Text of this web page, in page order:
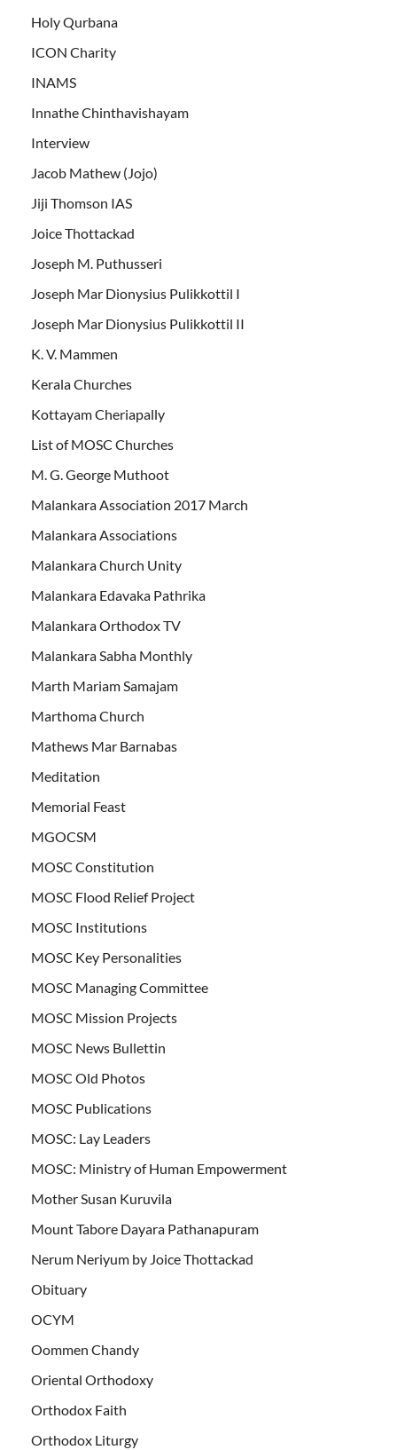
Holy Qurbana
ICON Charity
INAMS
Innathe Chinthavishayam
Interview
Jacob Mathew (Jojo)
Jiji Thomson IAS
Joice Thottackad
Joseph M. Puthusseri
Joseph Mar Dionysius Pulikkottil I
Joseph Mar Dionysius Pulikkottil II
K. V. Mammen
Kerala Churches
Kottayam Cheriapally
List of MOSC Churches
M. G. George Muthoot
Malankara Association 2017 March
Malankara Associations
Malankara Church Unity
Malankara Edavaka Pathrika
Malankara Orthodox TV
Malankara Sabha Monthly
Marth Mariam Samajam
Marthoma Church
Mathews Mar Barnabas
Meditation
Memorial Feast
MGOCSM
MOSC Constitution
MOSC Flood Relief Project
MOSC Institutions
MOSC Key Personalities
MOSC Managing Committee
MOSC Mission Projects
MOSC News Bullettin
MOSC Old Photos
MOSC Publications
MOSC: Lay Leaders
MOSC: Ministry of Human Empowerment
Mother Susan Kuruvila
Mount Tabore Dayara Pathanapuram
Nerum Neriyum by Joice Thottackad
Obituary
OCYM
Oommen Chandy
Oriental Orthodoxy
Orthodox Faith
Orthodox Liturgy